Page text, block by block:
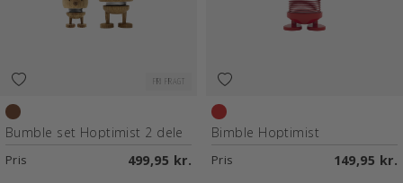
FRI FRAGT
Oak
Bumble set Hoptimist 2 dele
Pris 499,95 kr.
Red
Bimble Hoptimist
Pris 149,95 kr.